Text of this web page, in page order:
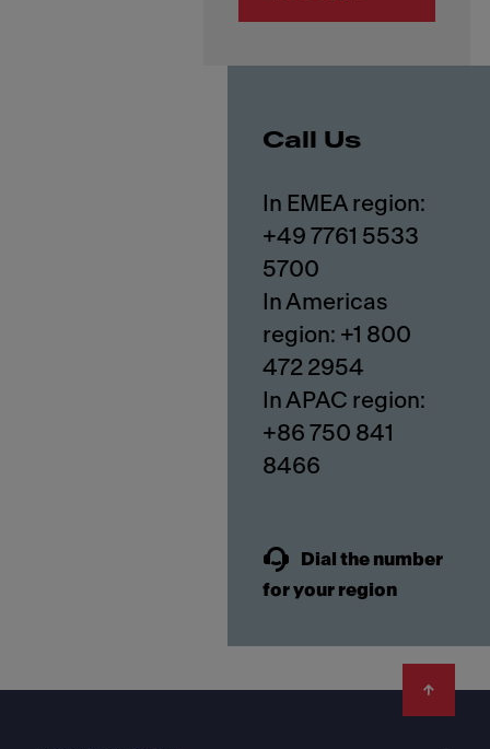
Call Us
In EMEA region:
+49 7761 5533
5700
In Americas
region: +1 800
472 2954
In APAC region:
+86 750 841
8466
Dial the number
for your region